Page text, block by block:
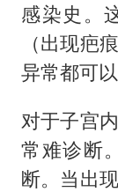
感染史。
（出现疤
异常都可
对于子宫
常难诊断
断。当出